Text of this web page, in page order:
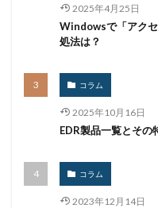
2025年4月25日
Windowsで「アク
処法は？
コラム
2025年10月16日
EDR製品一覧とその
コラム
2023年12月14日